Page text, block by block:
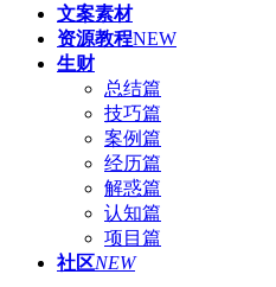
文案素材
资源教程NEW
生财
总结篇
技巧篇
案例篇
经历篇
解惑篇
认知篇
项目篇
社区NEW